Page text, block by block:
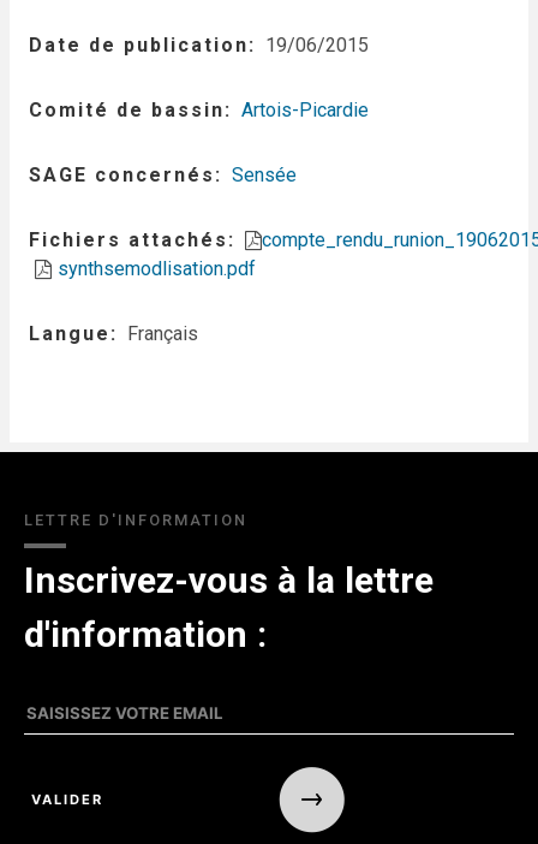
Date de publication 19/06/2015
Comité de bassin Artois-Picardie
SAGE concernés Sensée
Fichiers attachés
synthsemodlisation.pdf
Langue Français
LETTRE D'INFORMATION
Inscrivez-vous à la lettre
d'information :